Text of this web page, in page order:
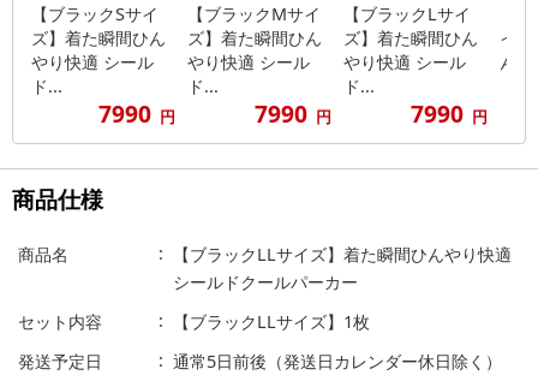
【ブラックSサイ
ズ】着た瞬間ひん
やり快適 シール
ド...
7990 円
【ブラックMサイ
ズ】着た瞬間ひん
やり快適 シール
ド...
7990 円
【ブラックLサイ
ズ】着た瞬間ひん
やり快適 シール
ド...
7990 円
イ
ん
商品仕様
商品名
【ブラックLLサイズ】着た瞬間ひんやり快適
シールドクールパーカー
セット内容
【ブラックLLサイズ】1枚
発送予定日
通常5日前後（発送日カレンダー休日除く）